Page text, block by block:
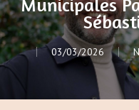
Municipales
03/03/2026